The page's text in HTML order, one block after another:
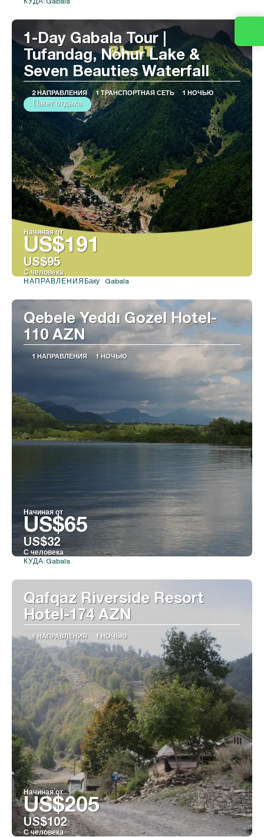
КУДА: Gabala
1-Day Gabala Tour |
Tufandag, Nohur Lake &
Seven Beauties Waterfall
2 НАПРАВЛЕНИЯ 1 ТРАНСПОРТНАЯ СЕТЬ 1 НОЧЬЮ
Пакет отдыха
Начиная от
US$191
US$95
С человека
НАПРАВЛЕНИЯ Баку · Gabala
Qebele Yeddı Gozel Hotel-
110 AZN
1 НАПРАВЛЕНИЯ 1 НОЧЬЮ
Начиная от
US$65
US$32
С человека
КУДА: Gabala
Qafqaz Riverside Resort
Hotel-174 AZN
1 НАПРАВЛЕНИЯ 1 НОЧЬЮ
Начиная от
US$205
US$102
С человека